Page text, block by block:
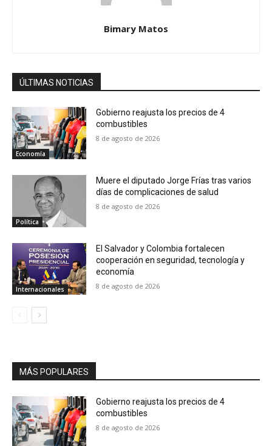
Bimary Matos
ÚLTIMAS NOTICIAS
Economía
Gobierno reajusta los precios de 4
combustibles
8 de agosto de 2026
Política
Muere el diputado Jorge Frías tras varios
días de complicaciones de salud
8 de agosto de 2026
Internacionales
El Salvador y Colombia fortalecen
cooperación en seguridad, tecnología y
economía
8 de agosto de 2026
MÁS POPULARES
Gobierno reajusta los precios de 4
combustibles
8 de agosto de 2026